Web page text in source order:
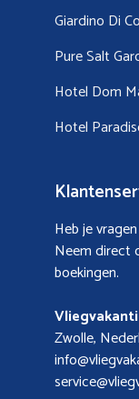
Giardino Di
Pure Salt
Hotel Dom
Hotel
Heb je
Neem direct
boekingen.
Zwolle,